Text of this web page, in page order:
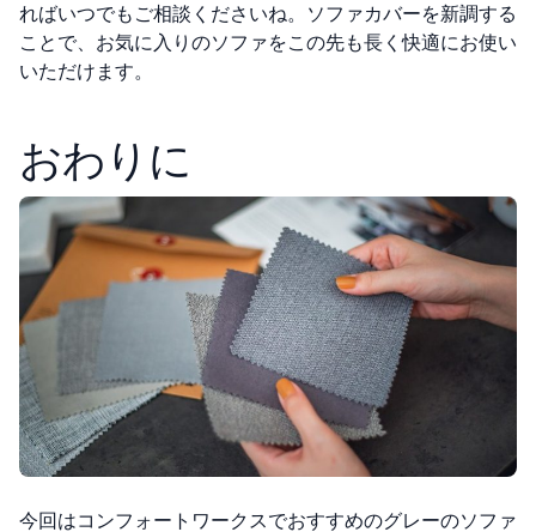
ればいつでもご相談くださいね。ソファカバーを新調する
ことで、お気に入りのソファをこの先も長く快適にお使い
いただけます。
おわりに
今回はコンフォートワークスでおすすめのグレーのソファ